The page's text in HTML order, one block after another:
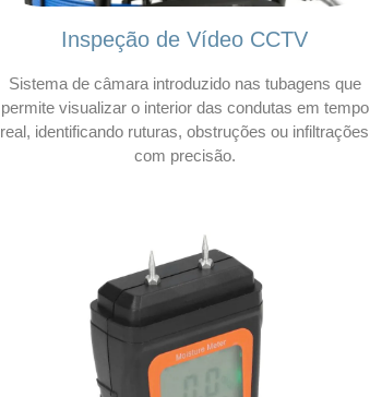
Inspeção de Vídeo CCTV
Sistema de câmara introduzido nas tubagens que
permite visualizar o interior das condutas em tempo
real, identificando ruturas, obstruções ou infiltrações
com precisão.